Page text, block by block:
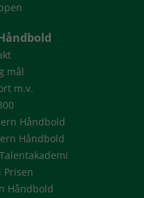
mål
m.v.
Håndbold
Håndbold
Prisen
Håndbold